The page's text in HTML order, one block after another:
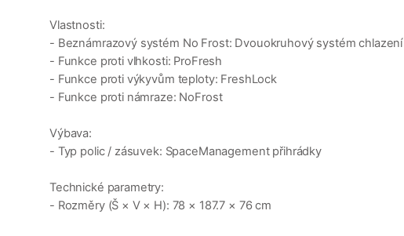
Vlastnosti:
- Beznámrazový systém No Frost: Dvouokruhový systém chlazení
- Funkce proti vlhkosti: ProFresh
- Funkce proti výkyvům teploty: FreshLock
- Funkce proti námraze: NoFrost
Výbava:
- Typ polic / zásuvek: SpaceManagement přihrádky
Technické parametry:
- Rozměry (Š × V × H): 78 × 187.7 × 76 cm